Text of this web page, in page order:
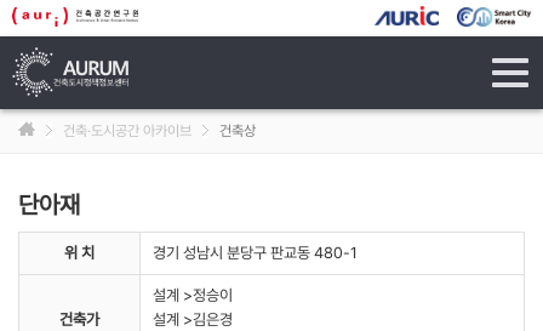
건축·도시공간 아카이브 건축상
단아재
위 치 경기 성남시 분당구 판교동 480-1
건축가
설계 >정승이
설계 >김은경